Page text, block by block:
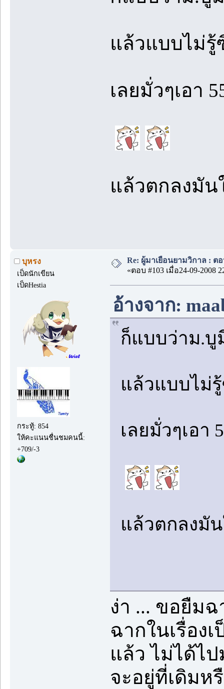
แล้วแบบไม่รู้
เลยมั่วๆเอา
แล้วตกลงมัน
บุหรง
เป็ดนักเขียน
เป็ดHestia
กระทู้: 854
ให้คะแนนชื่นชมคนนี้:
+709/-3
Re: ผู้มาเยือนยามวิกาล : ต
«ตอบ #103 เมื่อ24-09-2008
อ้างจาก:
ก็แบบว่าม.บู
แล้วแบบไม่
เลยมั่วๆเอา
แล้วตกลงมั
ง่า ... ขอยืม
ฉากในเรื่อง
แล้ว ไม่ได้ไ
จะอยู่ที่เดิมห